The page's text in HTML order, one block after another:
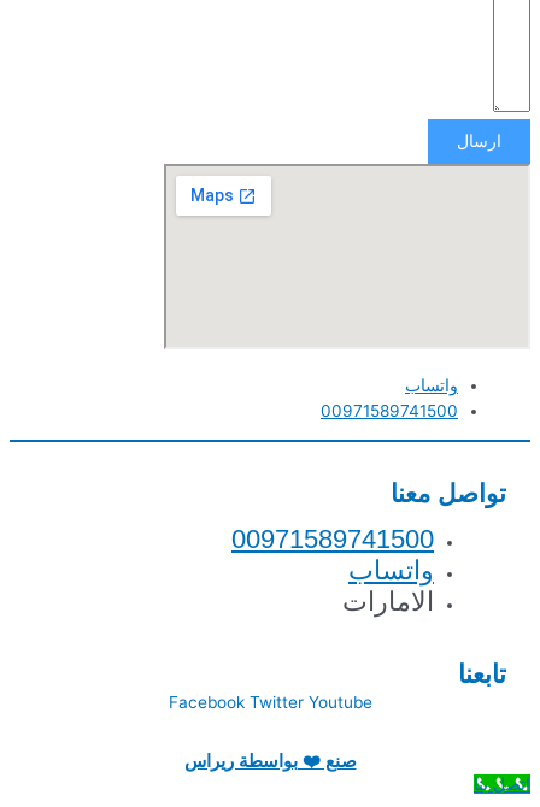
ارسال
واتساب
00971589741500
تواصل معنا
00971589741500
واتساب
الامارات
تابعنا
Facebook Twitter Youtube
صنع ❤️ بواسطة ريراس
اتصل بنا